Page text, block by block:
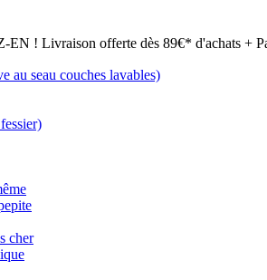
EN ! Livraison offerte dès 89€* d'achats +
au seau couches lavables)
cher